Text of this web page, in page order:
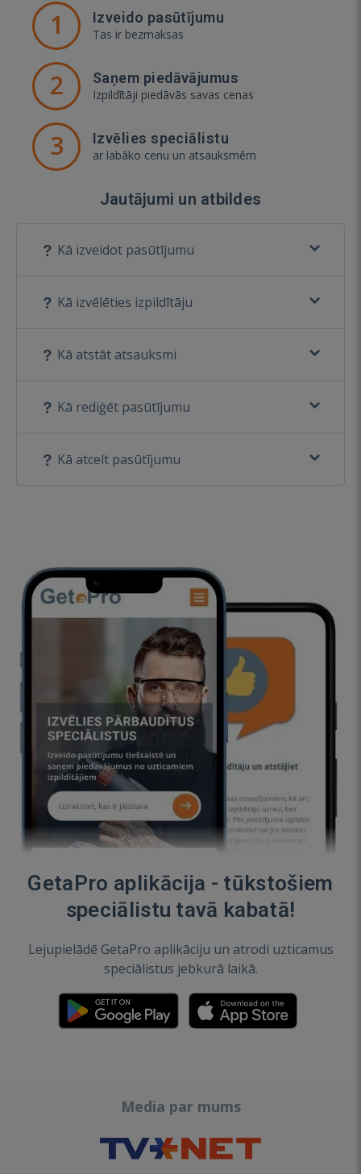
1 Izveido pasūtījumu
Tas ir bezmaksas
2 Saņem piedāvājumus
Izpildītāji piedāvās savas cenas
3 Izvēlies speciālistu
ar labāko cenu un atsauksmēm
Jautājumi un atbildes
Kā izveidot pasūtījumu
Kā izvēlēties izpildītāju
Kā atstāt atsauksmi
Kā rediģēt pasūtījumu
Kā atcelt pasūtījumu
GetaPro aplikācija - tūkstošiem
speciālistu tavā kabatā!
Lejupielādē GetaPro aplikāciju un atrodi uzticamus
speciālistus jebkurā laikā.
Media par mums